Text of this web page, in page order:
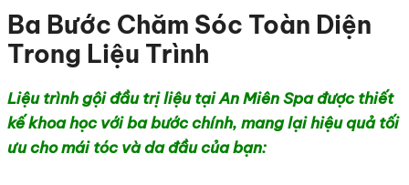
Ba Bước Chăm Sóc Toàn Diện
Trong Liệu Trình
Liệu trình gội đầu trị liệu tại An Miên Spa được thiết
kế khoa học với ba bước chính, mang lại hiệu quả tối
ưu cho mái tóc và da đầu của bạn: